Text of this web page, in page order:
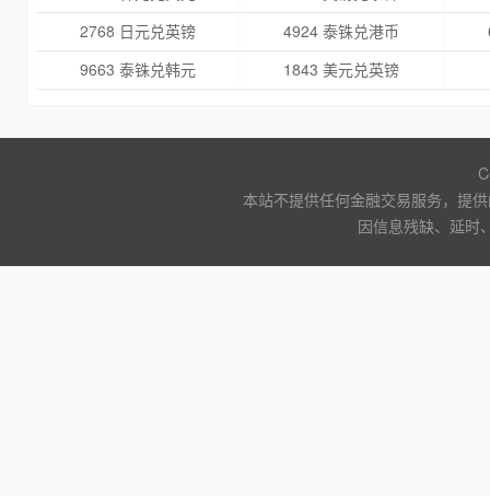
2768 日元兑英镑
4924 泰铢兑港币
9663 泰铢兑韩元
1843 美元兑英镑
本站不提供任何金融交易服务，提
因信息残缺、延时